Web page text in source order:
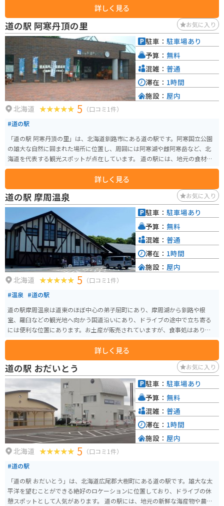
原が広がる雄大な景色の中を歩く時間も魅力のひとつ。 岬に立つ白い灯台は
シンプルながら力強く、太平洋の青さと相まって写真映えも抜群です。観光
地化されていないため静けさがあり、北海道の手つかずの自然を感じたい人
におすすめ。バイクで訪れる場合は砂利道に注意しつつ、原野を駆け抜ける
爽快感を楽しめるエリアです。
詳しく見る
道の駅 阿寒丹頂の里 お気に入り
北海道 5 （口コミ1件）
#道の駅
「道の駅 阿寒丹頂の里」は、北海道釧路市にある道の駅です。阿寒国立公園
の雄大な自然に囲まれた場所に位置し、周囲には阿寒湖や雌阿寒岳など、北
海道を代表する観光スポットが点在しています。 道の駅には、地元の食材を
使ったレストランや、特産品を販売する売店があります。レストランでは、
阿寒湖で獲れるワカサギや、エゾシカ肉など、地元ならではの食材を使った
料理を楽しむことができます。売店では、マリモや木彫りの熊など、北海道ら
しいお土産を購入することができます。 また、道の駅には、温泉施設「赤い
ベレーの湯」が併設されています。日帰り入浴も可能なので、観光で疲れた
体をゆっくりと癒やすことができます。 バイクツーリングで訪れる場合、道
の駅は広々とした駐車場が整備されているので、安心してバイクを停めるこ
とができます。また、周辺には scenic なワインディングロードが多く、ツー
リングの拠点としても最適です。ただし、ヒグマなどの野生動物が生息して
いる地域なので、注意が必要です。 周辺の観光スポットとしては、阿寒湖や
オンネトー、双湖台などがあり、雄大な自然を満喫できます。また、アイヌ
文化に触れることができる阿寒湖アイヌコタンもおすすめです。お土産に
す。
詳しく見る
駐車： 駐車場あり
予算： 無料
混雑： 普通
滞在： 1時間
施設： 屋内
道の駅 摩周温泉 お気に入り
北海道 5 （口コミ1件）
#温泉 #道の駅
道の駅摩周温泉は道東のほぼ中心の弟子屈町にあり、摩周湖から釧路や根
室、羅臼などの観光地へ向かう国道沿いにあり、ドライブの途中で立ち寄る
には便利な位置にあります。お土産が販売されていますが、食事処はありま
せん。ここのうれしいポイントは足湯施設があることです。
詳しく見る
駐車： 駐車場あり
予算： 無料
混雑： 普通
滞在： 1時間
施設： 屋内
道の駅 おだいとう お気に入り
北海道 5 （口コミ1件）
#道の駅
「道の駅 おだいとう」は、北海道広尾郡大樹町にある道の駅です。雄大な太
平洋を望むことができる絶好のロケーションに位置しており、ドライブの休
憩スポットとして人気があります。 道の駅には、地元の新鮮な海産物や農産
駐車： 駐車場あり
予算： 無料
混雑： 普通
滞在： 1時間
施設： 屋内